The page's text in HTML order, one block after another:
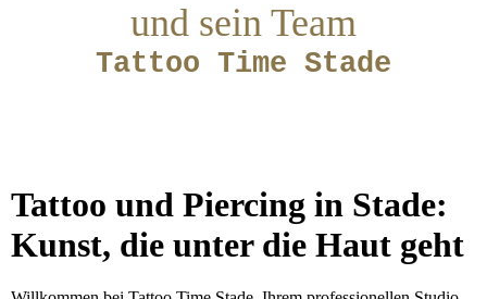
und sein Team
Tattoo Time Stade